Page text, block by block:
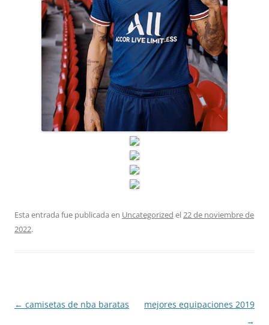
Esta entrada fue publicada en Uncategorized el22 de noviembre de
2022.
Navegación
← camisetas de nba baratas
mejores equipaciones 2019
→